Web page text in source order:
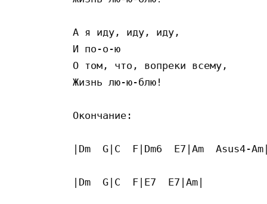
А я иду, иду, иду,
И по-о-ю
О том, что, вопреки всему,
Жизнь лю-ю-блю!
Окончание:
|Dm  G|C  F|Dm6  E7|Am  Asus4-Am|